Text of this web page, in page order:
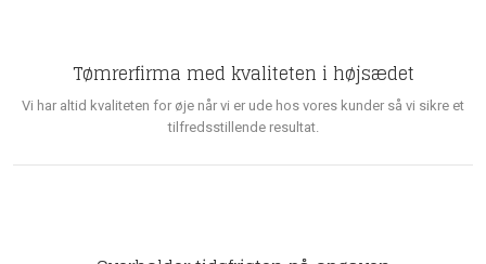
Tømrerfirma med kvaliteten i højsædet
Vi har altid kvaliteten for øje når vi er ude hos vores kunder så vi sikre et
tilfredsstillende resultat.